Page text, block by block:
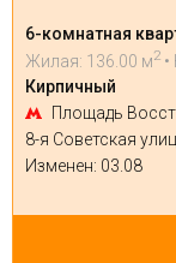
6-комнатная
Жилая: 136.00 м2
Кирпичный
Площадь
8-я Советская
Изменен: 03.08